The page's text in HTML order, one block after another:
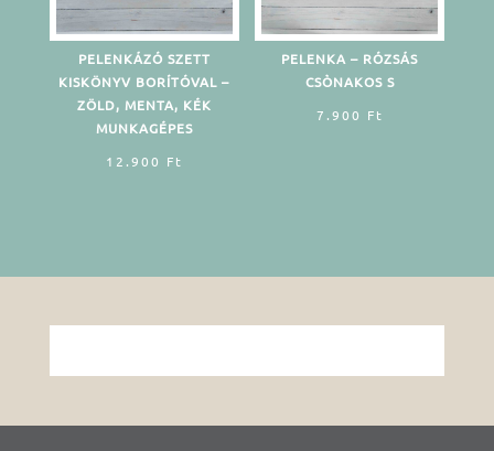
PELENKÁZÓ SZETT
KISKÖNYV BORÍTÓVAL –
ZÖLD, MENTA, KÉK
MUNKAGÉPES
12.900 Ft
PELENKA – RÓZSÁS
CSÒNAKOS S
7.900 Ft